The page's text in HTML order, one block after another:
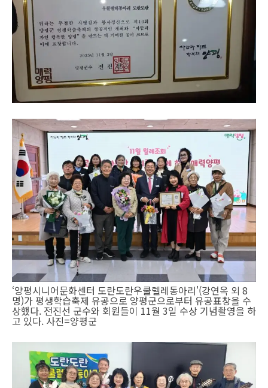
‘양평시니어문화센터 도란도란우쿨렐레동아리'(강연옥 외 8
명)가 평생학습축제 유공으로 양평군으로부터 유공표창을 수
상했다. 전진선 군수와 회원들이 11월 3일 수상 기념촬영을 하
고 있다. 사진=양평군